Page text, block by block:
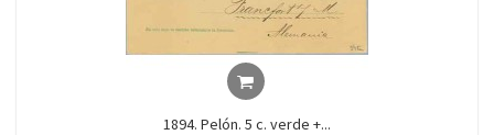
1894. Pelón. 5 c. verde +...